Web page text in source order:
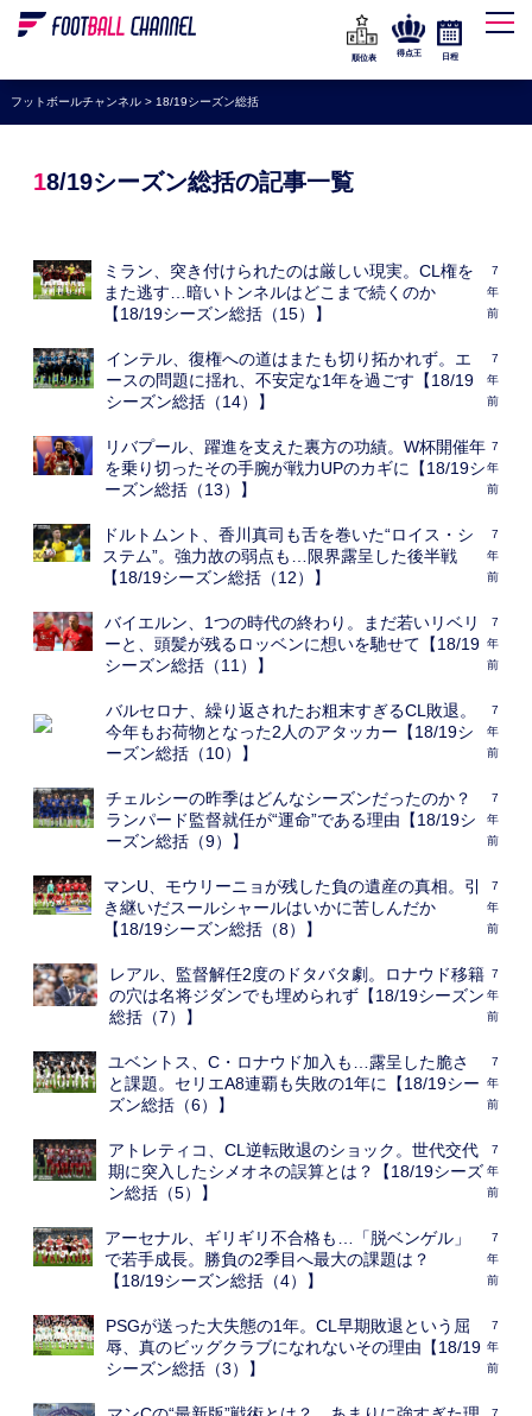
WEリーグ
海外サッカー
プレミアリーグ
ラ・リーガ
UEFA
高校サッカー
順位表
得点王 日程
フットボールチャンネル> 18/19シーズン総括
18/19シーズン総括の記事一覧
ミラン、突き付けられたのは厳しい現実。CL権を
また逃す…暗いトンネルはどこまで続くのか
【18/19シーズン総括（15）】
7
年
前
インテル、復権への道はまたも切り拓かれず。エ
ースの問題に揺れ、不安定な1年を過ごす【18/19
シーズン総括（14）】
7
年
前
リバプール、躍進を支えた裏方の功績。W杯開催年
を乗り切ったその手腕が戦力UPのカギに【18/19シ
ーズン総括（13）】
7
年
前
ドルトムント、香川真司も舌を巻いた“ロイス・シ
ステム”。強力故の弱点も…限界露呈した後半戦
【18/19シーズン総括（12）】
7
年
前
バイエルン、1つの時代の終わり。まだ若いリベリ
ーと、頭髪が残るロッベンに想いを馳せて【18/19
シーズン総括（11）】
7
年
前
バルセロナ、繰り返されたお粗末すぎるCL敗退。
今年もお荷物となった2人のアタッカー【18/19シ
ーズン総括（10）】
7
年
前
チェルシーの昨季はどんなシーズンだったのか？
ランパード監督就任が“運命”である理由【18/19シ
ーズン総括（9）】
7
年
前
マンU、モウリーニョが残した負の遺産の真相。引
き継いだスールシャールはいかに苦しんだか
【18/19シーズン総括（8）】
7
年
前
レアル、監督解任2度のドタバタ劇。ロナウド移籍
の穴は名将ジダンでも埋められず【18/19シーズン
総括（7）】
7
年
前
ユベントス、C・ロナウド加入も…露呈した脆さ
と課題。セリエA8連覇も失敗の1年に【18/19シー
ズン総括（6）】
7
年
前
アトレティコ、CL逆転敗退のショック。世代交代
期に突入したシメオネの誤算とは？【18/19シーズ
ン総括（5）】
7
年
前
アーセナル、ギリギリ不合格も…「脱ベンゲル」
で若手成長。勝負の2季目へ最大の課題は？
【18/19シーズン総括（4）】
7
年
前
PSGが送った大失態の1年。CL早期敗退という屈
辱、真のビッグクラブになれないその理由【18/19
シーズン総括（3）】
7
年
前
7